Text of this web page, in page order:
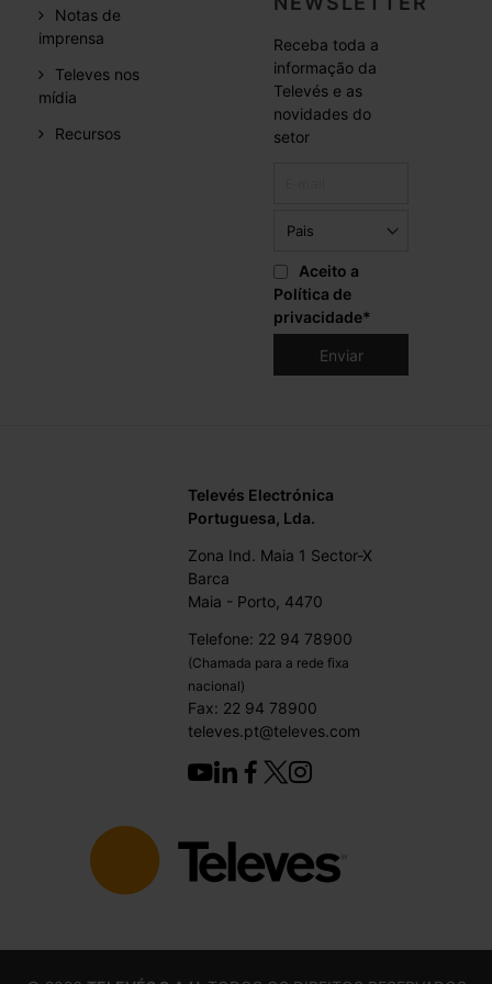
Notas de
imprensa
Televes nos
mídia
Recursos
Receba toda a
informação da
Televés e as
novidades do
setor
Aceito a
Política de
privacidade*
Televés Electrónica
Portuguesa, Lda.
Zona Ind. Maia 1 Sector-X
Barca
Maia - Porto, 4470
Telefone: 22 94 78900
(Chamada para a rede fixa
nacional)
Fax: 22 94 78900
televes.pt@televes.com